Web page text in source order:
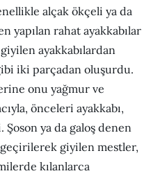
alçak ökçeli ya da
yapılan rahat ayakkabılar
ayakkabılardan
iki parçadan oluşurdu.
onu yağmur ve
önceleri ayakkabı,
ya da galoş denen
giyilen mestler,
kılanlarca